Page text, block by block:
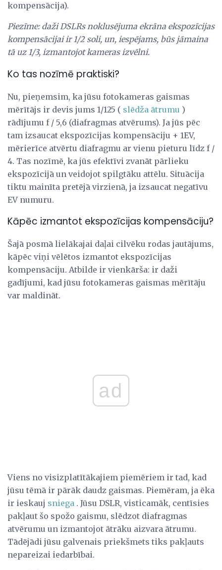
kompensācija).
Piezīme: daži DSLRs noklusējuma ekrāna ekspozīcijas
kompensācijai ir 1/2 soli, un, iespējams, būs jāmaina
tā uz 1/3, izmantojot kameras izvēlni.
Ko tas nozīmē praktiski?
Nu, pieņemsim, ka jūsu fotokameras gaismas
mērītājs ir devis jums 1/125 ( slēdža ātrumu )
rādījumu f / 5,6 (diafragmas atvērums). Ja jūs pēc
tam izsaucat ekspozīcijas kompensāciju + 1EV,
mērierīce atvērtu diafragmu ar vienu pieturu līdz f /
4. Tas nozīmē, ka jūs efektīvi zvanāt pārlieku
ekspozīcijā un veidojot spilgtāku attēlu. Situācija
tiktu mainīta pretējā virzienā, ja izsaucat negatīvu
EV numuru.
Kāpēc izmantot ekspozīcijas kompensāciju?
Šajā posmā lielākajai daļai cilvēku rodas jautājums,
kāpēc viņi vēlētos izmantot ekspozīcijas
kompensāciju. Atbilde ir vienkārša: ir daži
gadījumi, kad jūsu fotokameras gaismas mērītāju
var maldināt.
ad
Viens no visizplatītākajiem piemēriem ir tad, kad
jūsu tēmā ir pārāk daudz gaismas. Piemēram, ja ēka
ir ieskauj sniega . Jūsu DSLR, visticamāk, centīsies
pakļaut šo spožo gaismu, slēdzot diafragmas
atvērumu un izmantojot ātrāku aizvara ātrumu.
Tādējādi jūsu galvenais priekšmets tiks pakļauts
nepareizai iedarbībai.